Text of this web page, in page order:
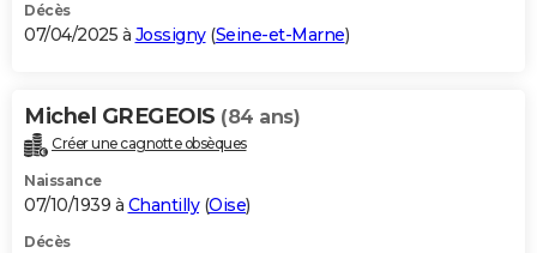
Décès
07/04/2025 à Jossigny(Seine-et-Marne)
Michel GREGEOIS (84 ans)
Créer une cagnotte obsèques
Naissance
07/10/1939 à Chantilly(Oise)
Décès